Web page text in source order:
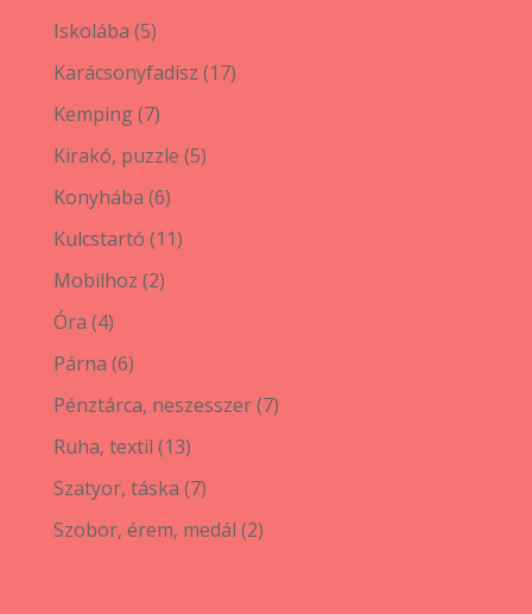
Iskolába 55
termék
Karácsonyfadísz 1717
Kemping 77
termék
Kirakó, puzzle 55
Konyhába 66
termék
Kulcstartó 1111
Mobilhoz 22
Óra 44
termék
Párna 66
Pénztárca, neszesszer 77
Ruha, textil 1313
termék
Szatyor, táska 77
termék
Szobor, érem, medál 22